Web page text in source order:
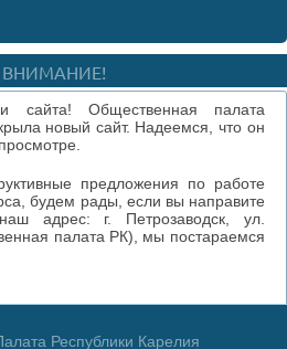
ВНИМАНИЕ!
сайта! Общественная палата
новый сайт. Надеемся, что он
предложения по работе
будем рады, если вы направите
адрес: г. Петрозаводск, ул.
палата РК), мы постараемся
Республики Карелия